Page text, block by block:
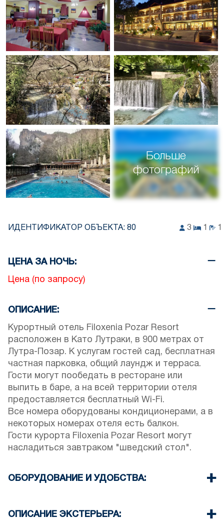
Больше
фотографий
ИДЕНТИФИКАТОР ОБЪЕКТА: 80 3 1 1
ЦЕНА ЗА НОЧЬ:
Цена (по запросу)
ОПИСАНИЕ:
Курортный отель Filoxenia Pozar Resort
расположен в Като Лутраки, в 900 метрах от
Лутра-Позар. К услугам гостей сад, бесплатная
частная парковка, общий лаундж и терраса.
Гости могут пообедать в ресторане или
выпить в баре, а на всей территории отеля
предоставляется бесплатный Wi-Fi.
Все номера оборудованы кондиционерами, а в
некоторых номерах отеля есть балкон.
Гости курорта Filoxenia Pozar Resort могут
насладиться завтраком "шведский стол".
ОБОРУДОВАНИЕ И УДОБСТВА:
Кондиционер
ОПИСАНИЕ ЭКСТЕРЬЕРА: